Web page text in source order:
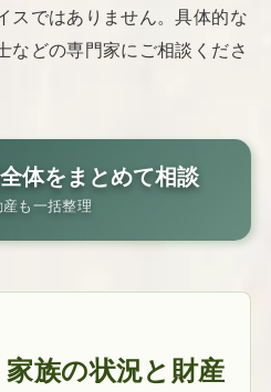
スではありません。具体的な
などの専門家にご相談くださ
体をまとめて相談
も一括整理
族の状況と財産